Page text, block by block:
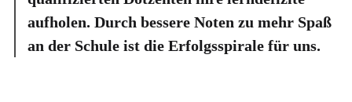
aufholen. Durch bessere Noten zu mehr Spaß
an der Schule ist die Erfolgsspirale für uns.